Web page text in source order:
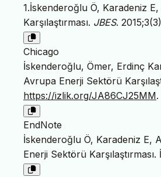
1.İskenderoğlu Ö, Karadeniz
Karşılaştırması. JBES.
Chicago
İskenderoğlu, Ömer, Erdinç
Avrupa Enerji Sektörü
https://izlik.org/JA86CJ25MM.
EndNote
İskenderoğlu Ö, Karadeniz E,
Enerji Sektörü